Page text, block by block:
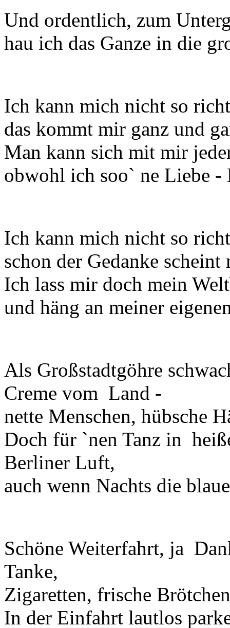
Und ordentlich, zum
hau ich das Ganze in die
Ich kann mich nicht so
das kommt mir ganz und
Man kann sich mit mir
obwohl ich soo` ne Liebe -
Ich kann mich nicht so
schon der Gedanke
Ich lass mir doch mein
und häng an meiner
Als Großstadtgöhre
Creme vom Land -
nette Menschen, hübsche
Doch für `nen Tanz in
Berliner Luft,
auch wenn Nachts die
Schöne Weiterfahrt, ja
Tanke,
Zigaretten, frische
In der Einfahrt lautlos